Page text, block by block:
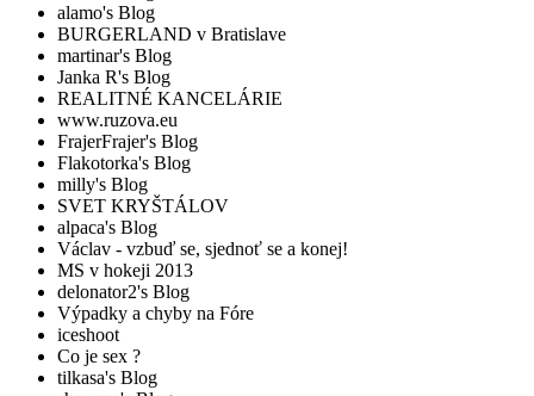
alamo's Blog
BURGERLAND v Bratislave
martinar's Blog
Janka R's Blog
REALITNÉ KANCELÁRIE
www.ruzova.eu
FrajerFrajer's Blog
Flakotorka's Blog
milly's Blog
SVET KRYŠTÁLOV
alpaca's Blog
Václav - vzbuď se, sjednoť se a konej!
MS v hokeji 2013
delonator2's Blog
Výpadky a chyby na Fóre
iceshoot
Co je sex ?
tilkasa's Blog